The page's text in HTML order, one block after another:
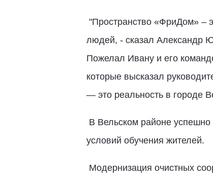
"Пространство «ФриДом» –
людей, - сказал Александр
Пожелал Ивану и его
которые высказал
— это реальность в городе
В Вельском районе
условий обучения жителей.
Модернизация очистных